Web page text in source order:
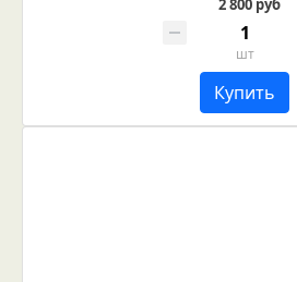
2 800 руб
шт
Купить